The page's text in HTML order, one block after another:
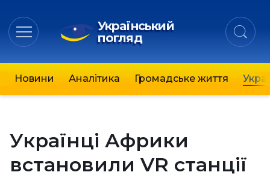
Український
погляд
Новини Аналітика Громадське життя
Українці Африки
встановили VR станції